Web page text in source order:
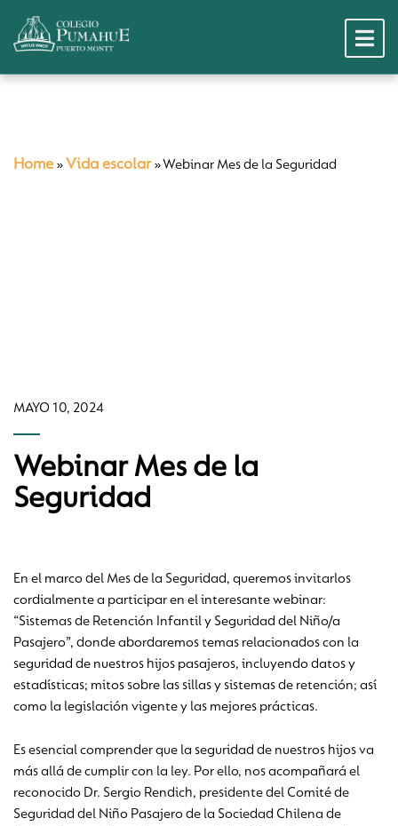
Home » Vida escolar»Webinar Mes de la Seguridad
MAYO 10, 2024
Webinar Mes de la
Seguridad
En el marco del Mes de la Seguridad, queremos invitarlos
cordialmente a participar en el interesante webinar:
“Sistemas de Retención Infantil y Seguridad del Niño/a
Pasajero”, donde abordaremos temas relacionados con la
seguridad de nuestros hijos pasajeros, incluyendo datos y
estadísticas; mitos sobre las sillas y sistemas de retención; así
como la legislación vigente y las mejores prácticas.
Es esencial comprender que la seguridad de nuestros hijos va
más allá de cumplir con la ley. Por ello, nos acompañará el
reconocido Dr. Sergio Rendich, presidente del Comité de
Seguridad del Niño Pasajero de la Sociedad Chilena de